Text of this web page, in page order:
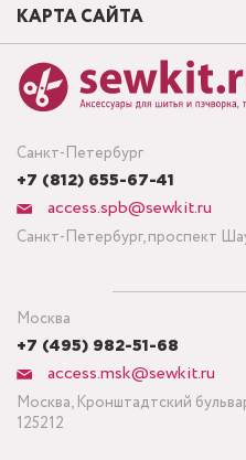
Санкт-Петербург
+7 (812) 655-67-41
access.spb@sewkit.ru
Санкт-Петербург, проспект
Москва
+7 (495) 982-51-68
access.msk@sewkit.ru
Москва, Кронштадтский
125212
КАРТА САЙТА